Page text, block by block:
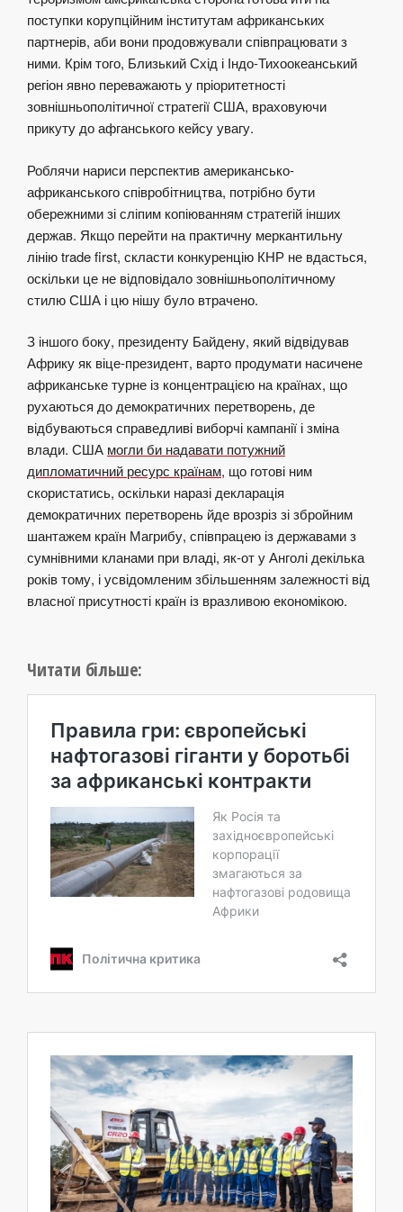
поступки корупційним інститутам африканських
партнерів, аби вони продовжували співпрацювати з
ними. Крім того, Близький Схід і Індо-Тихоокеанський
регіон явно переважають у пріоритетності
зовнішньополітичної стратегії США, враховуючи
прикуту до афганського кейсу увагу.
Роблячи нариси перспектив американсько-
африканського співробітництва, потрібно бути
обережними зі сліпим копіюванням стратегій інших
держав. Якщо перейти на практичну меркантильну
лінію trade first, скласти конкуренцію КНР не вдасться,
оскільки це не відповідало зовнішньополітичному
стилю США і цю нішу було втрачено.
З іншого боку, президенту Байдену, який відвідував
Африку як віце-президент, варто продумати насичене
африканське турне із концентрацією на країнах, що
рухаються до демократичних перетворень, де
відбуваються справедливі виборчі кампанії і зміна
влади. США могли би надавати потужний
дипломатичний ресурс країнам, що готові ним
скористатись, оскільки наразі декларація
демократичних перетворень йде врозріз зі збройним
шантажем країн Магрибу, співпрацею із державами з
сумнівними кланами при владі, як-от у Анголі декілька
років тому, і усвідомленим збільшенням залежності від
власної присутності країн із вразливою економікою.
Читати більше: